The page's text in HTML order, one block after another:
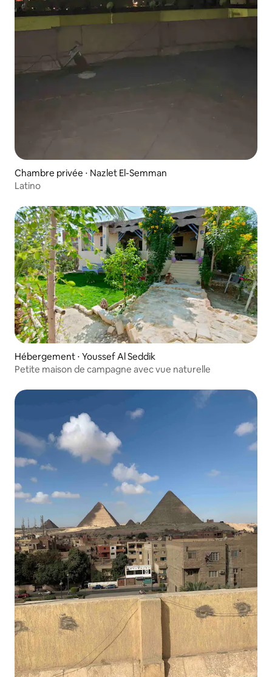
Chambre privée ⋅ Nazlet El-Semman
Latino
Hébergement ⋅ Youssef Al Seddik
Petite maison de campagne avec vue naturelle